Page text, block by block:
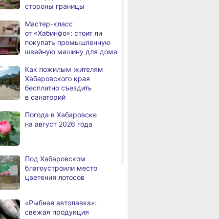
человек
В Хабаровске из горящей
квартиры на Чехова
эвакуировали 6 человек
Хабаровского края
установился высокий класс
пожарной опасности
Хабаровского края
модернизировали 4G
возрождает
Дальневосточную студию
кинохроники
В команду крупного
издательского дома
стороны границы
Мастер-класс
от «Хабинфо»: стоит ли
покупать промышленную
швейную машину для дома
Как пожилым жителям
Хабаровского края
бесплатно съездить
в санаторий
Погода в Хабаровске
на август 2026 года
Под Хабаровском
благоустроили место
цветения лотосов
«Рыбная автолавка»:
свежая продукция